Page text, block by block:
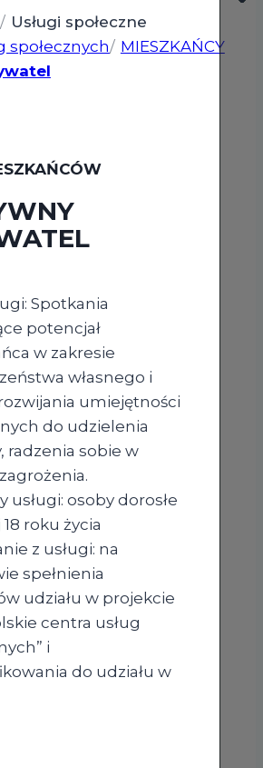
Usługi społeczne
społecznych
MIESZKAŃCY
Spotkania
potencjał
w zakresie
własnego i
umiejętności
do udzielenia
radzenia sobie w
usługi: osoby dorosłe
roku życia
z usługi: na
spełnienia
udziału w projekcie
centra usług
i
do udziału w